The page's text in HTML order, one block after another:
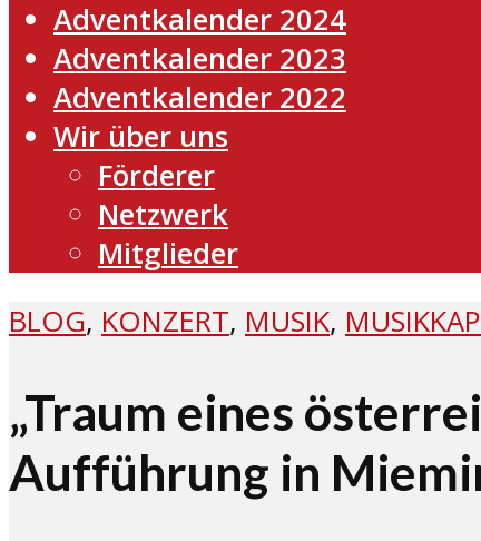
Adventkalender 2024
Adventkalender 2023
Adventkalender 2022
Wir über uns
Förderer
Netzwerk
Mitglieder
BLOG, KONZERT, MUSIK,
„Traum eines
Aufführung in